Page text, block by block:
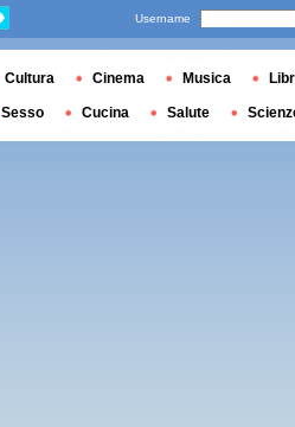
Username
Cultura Cinema Musica
Sesso Cucina Salute